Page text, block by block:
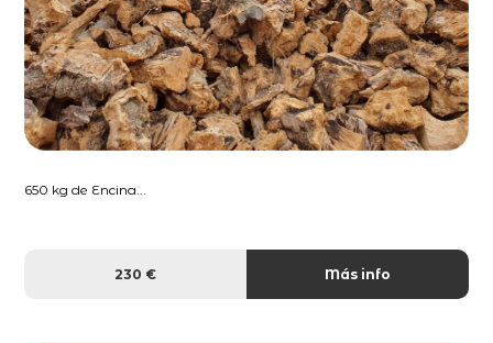
650 kg de Encina...
230 € Más info